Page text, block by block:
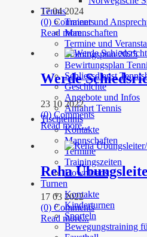
Tennis
Trainer und
Mannschaften
Termine und
Trainingsplan 2025
Bewirtungsplan
Schliessdienst
Geschichte
Angebote und Infos
Anfahrt Tennis
Tischtennis
Kontakte
Mannschaften
Termine
Trainingszeiten
Downloads
Turnen
Kontakte
Kinderturnen
Sporteln
Bewegungstraining
17 04 2024
(0) Comments
Read more...
Werde
23 10 2022
(0) Comments
Read more...
Reha
17 03 2022
(0) Comments
Read more...